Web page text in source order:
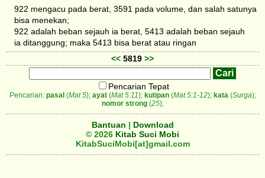
922 mengacu pada berat, 3591 pada volume, dan salah satunya
bisa menekan;
922 adalah beban sejauh ia berat, 5413 adalah beban sejauh
ia ditanggung; maka 5413 bisa berat atau ringan
<< 5819 >>
Pencarian Tepat
Pencarian: pasal (Mat 5); ayat(Mat 5:11); kutipan(Mat 5:1-12); kata(Surga);
nomor strong(25);
Bantuan | Download
© 2026 Kitab Suci Mobi
KitabSuciMobi[at]gmail.com